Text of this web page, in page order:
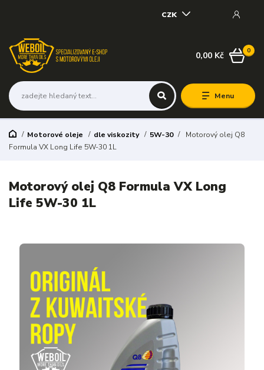
Menu
CZK
0
0,00 Kč
Motorové oleje dle viskozity 5W-30
Motorový olej Q8
Formula VX Long Life 5W-30 1L
Motorový olej Q8 Formula VX Long
Life 5W-30 1L